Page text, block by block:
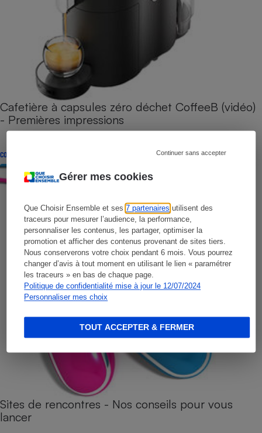
Gérer mes cookies
Que Choisir Ensemble et ses7 partenaires utilisent des
traceurs pour mesurer l’audience, la performance,
personnaliser les contenus, les partager, optimiser la
promotion et afficher des contenus provenant de sites tiers.
Nous conserverons votre choix pendant 6 mois. Vous pourrez
changer d’avis à tout moment en utilisant le lien « paramétrer
les traceurs » en bas de chaque page.
Politique de confidentialité mise à jour le 12/07/2024
Personnaliser mes choix
Continuer sans accepter
TOUT ACCEPTER & FERMER
Cafetière à capsules zéro déchet CoffeeB (vidéo)
- Premières impressions
CONSEILS
Sites de rencontres - Nos conseils pour vous
lancer